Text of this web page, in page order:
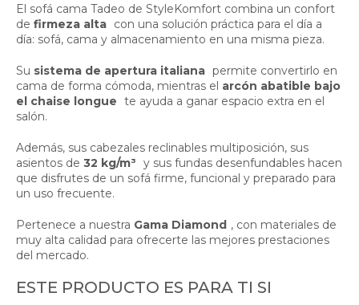
El sofá cama Tadeo de StyleKomfort combina un confort
de firmeza alta con una solución práctica para el día a
día: sofá, cama y almacenamiento en una misma pieza.
Su sistema de apertura italiana permite convertirlo en
cama de forma cómoda, mientras el arcón abatible bajo
el chaise longue te ayuda a ganar espacio extra en el
salón.
Además, sus cabezales reclinables multiposición, sus
asientos de 32 kg/m³ y sus fundas desenfundables hacen
que disfrutes de un sofá firme, funcional y preparado para
un uso frecuente.
Pertenece a nuestra Gama Diamond , con materiales de
muy alta calidad para ofrecerte las mejores prestaciones
del mercado.
ESTE PRODUCTO ES PARA TI SI